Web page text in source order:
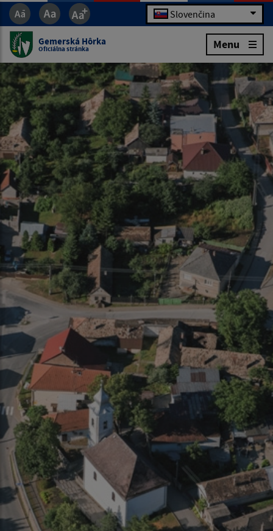
Slovenčina
Gemerská Hôrka
Oficiálna stránka Menu